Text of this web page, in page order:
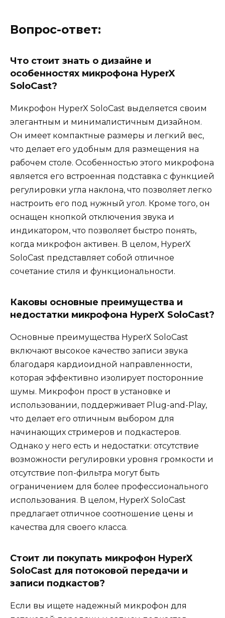
Вопрос-ответ:
Что стоит знать о дизайне и
особенностях микрофона HyperX
SoloCast?
Микрофон HyperX SoloCast выделяется своим
элегантным и минималистичным дизайном.
Он имеет компактные размеры и легкий вес,
что делает его удобным для размещения на
рабочем столе. Особенностью этого микрофона
является его встроенная подставка с функцией
регулировки угла наклона, что позволяет легко
настроить его под нужный угол. Кроме того, он
оснащен кнопкой отключения звука и
индикатором, что позволяет быстро понять,
когда микрофон активен. В целом, HyperX
SoloCast представляет собой отличное
сочетание стиля и функциональности.
Каковы основные преимущества и
недостатки микрофона HyperX SoloCast?
Основные преимущества HyperX SoloCast
включают высокое качество записи звука
благодаря кардиоидной направленности,
которая эффективно изолирует посторонние
шумы. Микрофон прост в установке и
использовании, поддерживает Plug-and-Play,
что делает его отличным выбором для
начинающих стримеров и подкастеров.
Однако у него есть и недостатки: отсутствие
возможности регулировки уровня громкости и
отсутствие поп-фильтра могут быть
ограничением для более профессионального
использования. В целом, HyperX SoloCast
предлагает отличное соотношение цены и
качества для своего класса.
Стоит ли покупать микрофон HyperX
SoloCast для потоковой передачи и
записи подкастов?
Если вы ищете надежный микрофон для